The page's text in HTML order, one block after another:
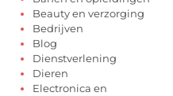
Beauty en verzorging
Bedrijven
Blog
Dienstverlening
Dieren
Electronica en